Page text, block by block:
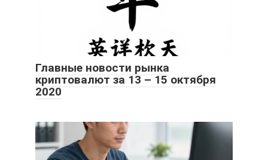
Главные новости рынка
криптовалют за 13 – 15 октября
2020